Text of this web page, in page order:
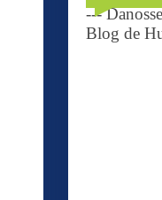
---
Blog de